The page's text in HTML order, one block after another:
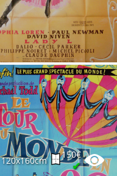
120x160cm
150€
✔